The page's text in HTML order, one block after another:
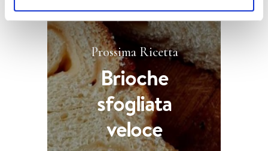
Prossima Ricetta
Brioche
sfogliata
veloce